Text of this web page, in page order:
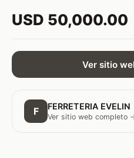
USD 50,000.00
Ver sitio
F FERRETERIA EVELIN
Ver sitio web completo